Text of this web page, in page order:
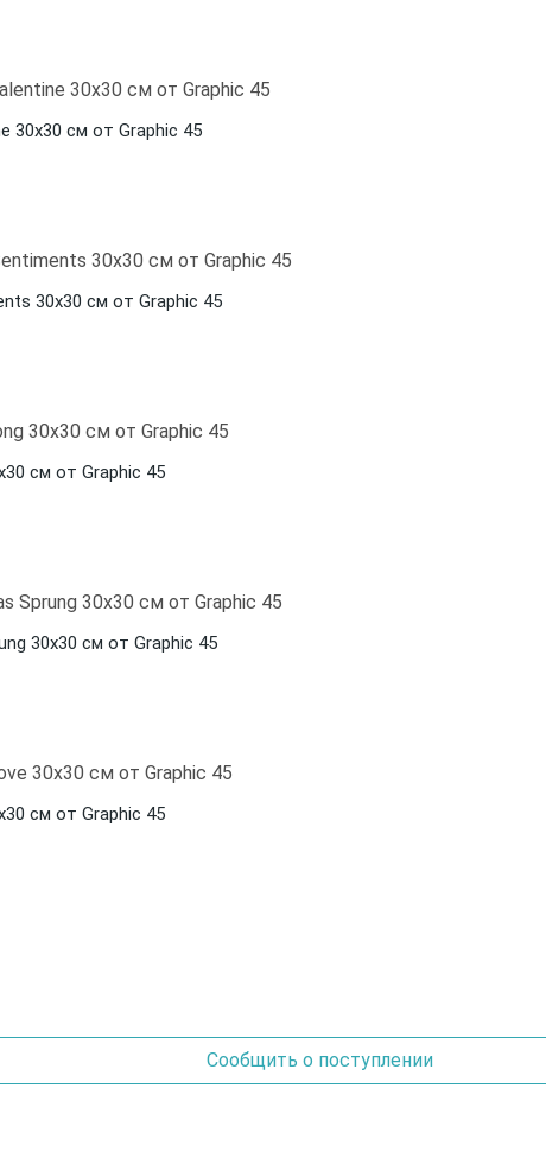
30х30 см от Graphic 45
30х30 см от Graphic 45
см от Graphic 45
30х30 см от Graphic 45
см от Graphic 45
Сообщить о поступлении